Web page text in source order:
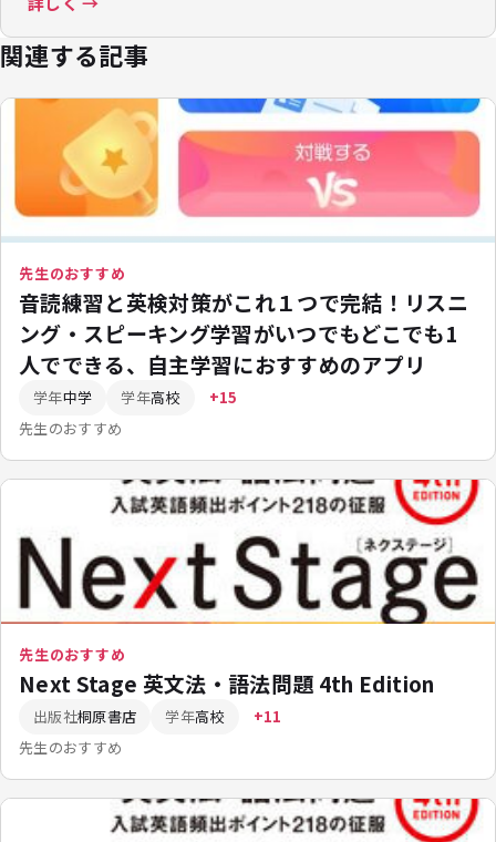
関連する記事
先生のおすすめ
音読練習と英検対策がこれ１つで完結！リスニ
ング・スピーキング学習がいつでもどこでも1
人でできる、自主学習におすすめのアプリ
学年中学 学年高校 +15
先生のおすすめ
先生のおすすめ
Next Stage 英文法・語法問題 4th Edition
出版社桐原書店 学年高校 +11
先生のおすすめ